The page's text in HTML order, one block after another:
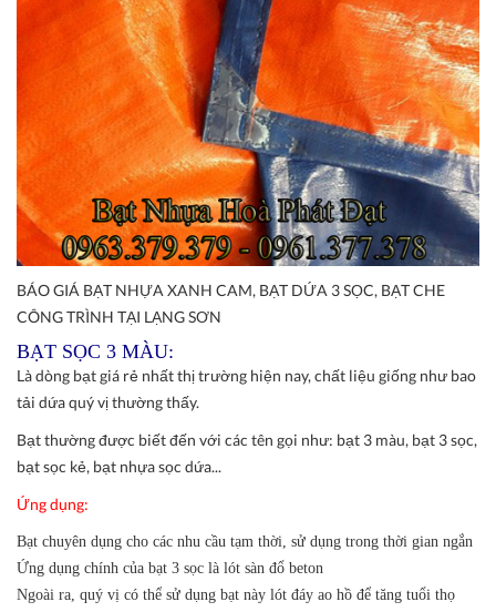
BÁO GIÁ BẠT NHỰA XANH CAM, BẠT DỨA 3 SỌC, BẠT CHE
CÔNG TRÌNH TẠI LẠNG SƠN
BẠT SỌC 3 MÀU:
Là dòng bạt giá rẻ nhất thị trường hiện nay, chất liệu giống như bao
tải dứa quý vị thường thấy.
Bạt thường được biết đến với các tên gọi như: bạt 3 màu, bạt 3 sọc,
bạt sọc kẻ, bạt nhựa sọc dứa...
Ứng dụng:
Bạt chuyên dụng cho các nhu cầu tạm thời, sử dụng trong thời gian ngắn
Ứng dụng chính của bạt 3 sọc là lót sàn đổ beton
Ngoài ra, quý vị có thể sử dụng bạt này lót đáy ao hồ để tăng tuổi thọ